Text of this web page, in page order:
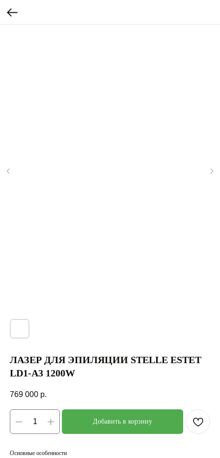
ЛАЗЕР ДЛЯ ЭПИЛЯЦИИ STELLE ESTET
LD1-A3 1200W
769 000 р.
Добавить в корзину
Основные особенности